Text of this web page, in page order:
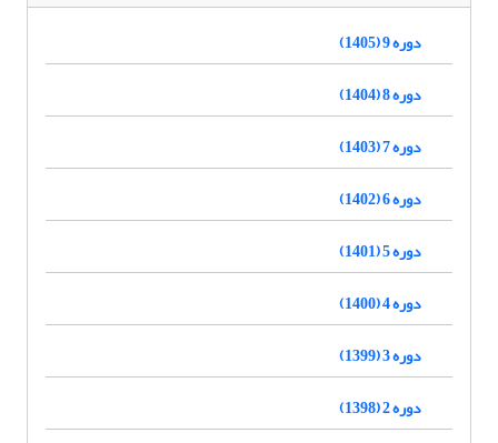
دوره 9 (1405)
دوره 8 (1404)
دوره 7 (1403)
دوره 6 (1402)
دوره 5 (1401)
دوره 4 (1400)
دوره 3 (1399)
دوره 2 (1398)